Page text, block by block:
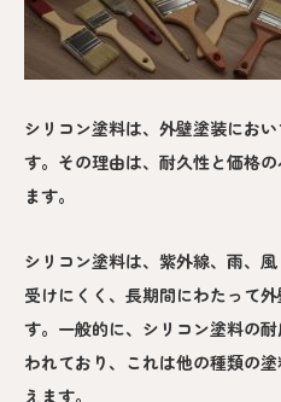
シリコン塗料は、外壁塗装にお
す。その理由は、耐久性と価格
ます。
シリコン塗料は、紫外線、雨、
受けにくく、長期間にわたって
す。一般的に、シリコン塗料の
われており、これは他の種類の
えます。